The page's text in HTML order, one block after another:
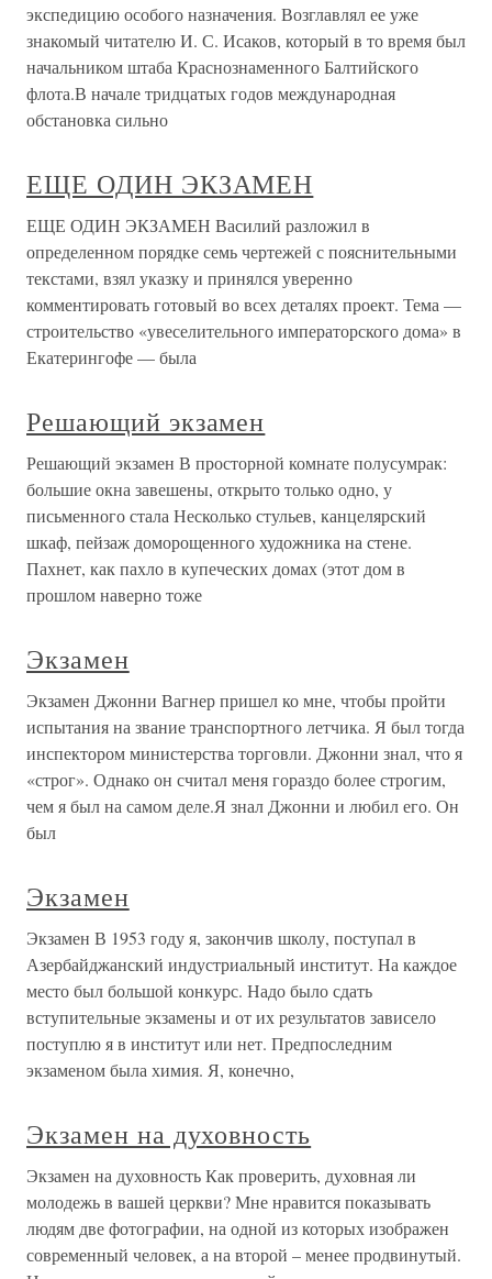
экспедицию особого назначения. Возглавлял ее уже
знакомый читателю И. С. Исаков, который в то время был
начальником штаба Краснознаменного Балтийского
флота.В начале тридцатых годов международная
обстановка сильно
ЕЩЕ ОДИН ЭКЗАМЕН
ЕЩЕ ОДИН ЭКЗАМЕН Василий разложил в
определенном порядке семь чертежей с пояснительными
текстами, взял указку и принялся уверенно
комментировать готовый во всех деталях проект. Тема —
строительство «увеселительного императорского дома» в
Екатерингофе — была
Решающий экзамен
Решающий экзамен В просторной комнате полусумрак:
большие окна завешены, открыто только одно, у
письменного стала Несколько стульев, канцелярский
шкаф, пейзаж доморощенного художника на стене.
Пахнет, как пахло в купеческих домах (этот дом в
прошлом наверно тоже
Экзамен
Экзамен Джонни Вагнер пришел ко мне, чтобы пройти
испытания на звание транспортного летчика. Я был тогда
инспектором министерства торговли. Джонни знал, что я
«строг». Однако он считал меня гораздо более строгим,
чем я был на самом деле.Я знал Джонни и любил его. Он
был
Экзамен
Экзамен В 1953 году я, закончив школу, поступал в
Азербайджанский индустриальный институт. На каждое
место был большой конкурс. Надо было сдать
вступительные экзамены и от их результатов зависело
поступлю я в институт или нет. Предпоследним
экзаменом была химия. Я, конечно,
Экзамен на духовность
Экзамен на духовность Как проверить, духовная ли
молодежь в вашей церкви? Мне нравится показывать
людям две фотографии, на одной из которых изображен
современный человек, а на второй – менее продвинутый.